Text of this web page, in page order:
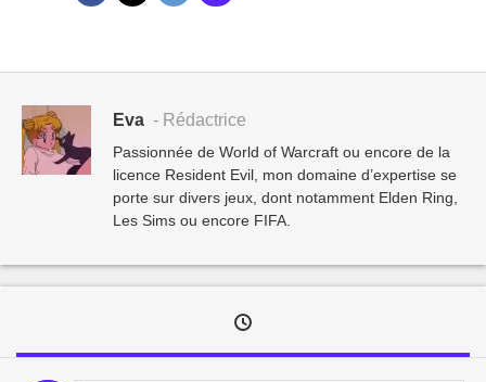
Eva - Rédactrice
Passionnée de World of Warcraft ou encore de la
licence Resident Evil, mon domaine d’expertise se
porte sur divers jeux, dont notamment Elden Ring,
Les Sims ou encore FIFA.